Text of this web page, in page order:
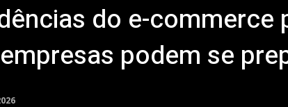
do e-commerce
podem se